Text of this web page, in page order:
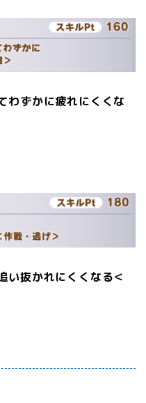
わずかに疲れにくくな
い抜かれにくくなる＜